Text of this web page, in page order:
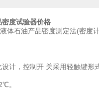
度试验器价格
体石油产品密度测定法(密度
计，控制开 关采用轻触键形
。